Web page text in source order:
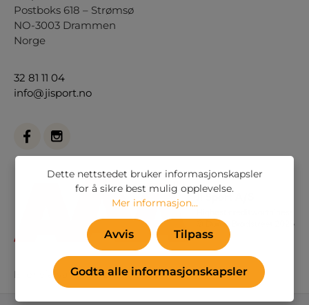
Postboks 618 – Strømsø
NO-3003 Drammen
Norge
32 81 11 04
info@jisport.no
Eller via vårtkontaktskjema.
Dette nettstedet bruker informasjonskapsler
for å sikre best mulig opplevelse.
Mer informasjon...
Avvis Tilpass
Godta alle informasjonskapsler